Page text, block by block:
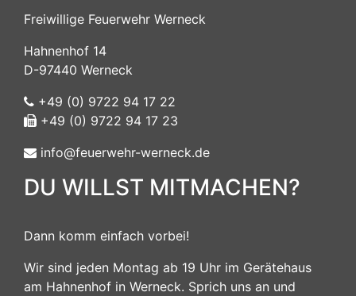
Freiwillige Feuerwehr Werneck
Hahnenhof 14
D-97440 Werneck
+49 (0) 9722 94 17 22
+49 (0) 9722 94 17 23
info@feuerwehr-werneck.de
DU WILLST MITMACHEN?
Dann komm einfach vorbei!
Wir sind jeden Montag ab 19 Uhr im Gerätehaus
am Hahnenhof in Werneck. Sprich uns an und